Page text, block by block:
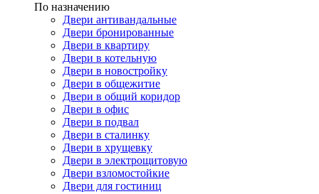
По назначению
Двери антивандальные
Двери бронированные
Двери в квартиру
Двери в котельную
Двери в новостройку
Двери в общежитие
Двери в общий коридор
Двери в офис
Двери в подвал
Двери в сталинку
Двери в хрущевку
Двери в электрощитовую
Двери взломостойкие
Двери для гостиниц